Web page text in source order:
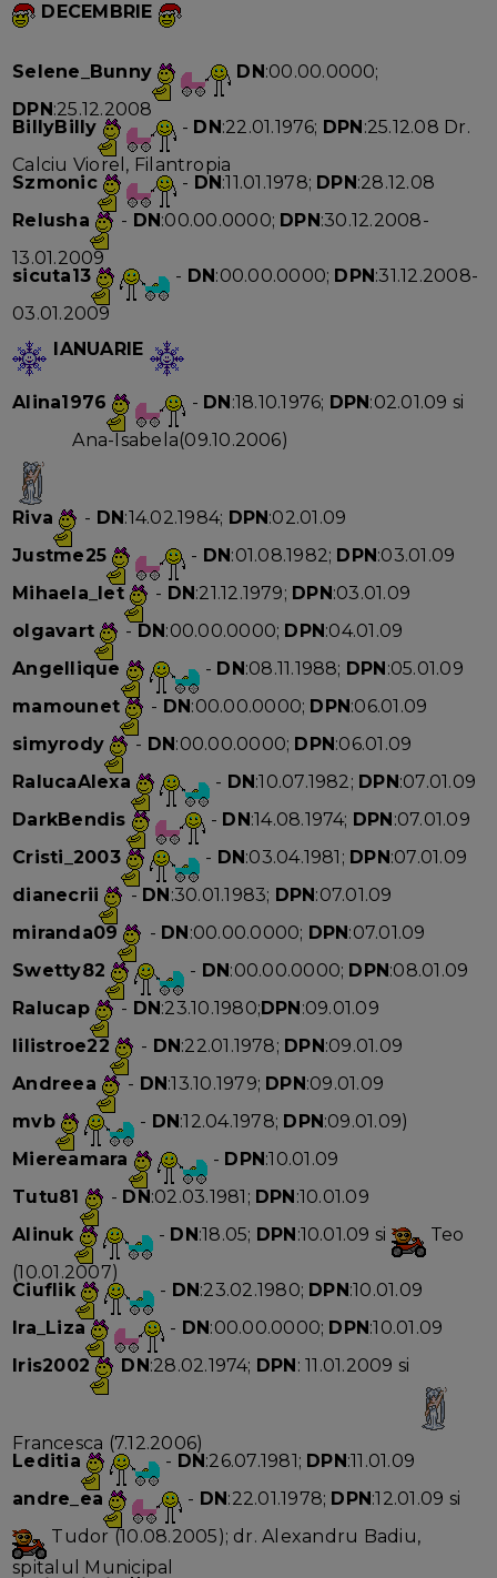
DECEMBRIE
Selene_Bunny DN:00.00.0000;
DPN:25.12.2008
BillyBilly
- DN:22.01.1976; DPN:25.12.08 Dr.
Calciu Viorel, Filantropia
Szmonic
- DN:11.01.1978; DPN:28.12.08
Relusha
- DN:00.00.0000; DPN:30.12.2008-
13.01.2009
sicuta13
- DN:00.00.0000; DPN:31.12.2008-
03.01.2009
IANUARIE
Alina1976 - DN:18.10.1976; DPN:02.01.09 si
Ana-Isabela(09.10.2006)
Riva - DN:14.02.1984; DPN:02.01.09
Justme25
- DN:01.08.1982; DPN:03.01.09
Mihaela_let
- DN:21.12.1979; DPN:03.01.09
olgavart
- DN:00.00.0000; DPN:04.01.09
Angellique
- DN:08.11.1988; DPN:05.01.09
mamounet
- DN:00.00.0000; DPN:06.01.09
simyrody
- DN:00.00.0000; DPN:06.01.09
RalucaAlexa
- DN:10.07.1982; DPN:07.01.09
DarkBendis
- DN:14.08.1974; DPN:07.01.09
Cristi_2003
- DN:03.04.1981; DPN:07.01.09
dianecrii
- DN:30.01.1983; DPN:07.01.09
miranda09
- DN:00.00.0000; DPN:07.01.09
Swetty82
- DN:00.00.0000; DPN:08.01.09
Ralucap
- DN:23.10.1980;DPN:09.01.09
lilistroe22
- DN:22.01.1978; DPN:09.01.09
Andreea
- DN:13.10.1979; DPN:09.01.09
mvb
- DN:12.04.1978; DPN:09.01.09)
Miereamara
- DPN:10.01.09
Tutu81
- DN:02.03.1981; DPN:10.01.09
Alinuk
- DN:18.05; DPN:10.01.09 si
Teo
(10.01.2007)
Ciuflik
- DN:23.02.1980; DPN:10.01.09
Ira_Liza
- DN:00.00.0000; DPN:10.01.09
Iris2002
DN:28.02.1974; DPN: 11.01.2009 si
Francesca (7.12.2006)
Leditia
- DN:26.07.1981; DPN:11.01.09
andre_ea
- DN:22.01.1978; DPN:12.01.09 si
Tudor (10.08.2005); dr. Alexandru Badiu,
spitalul Municipal